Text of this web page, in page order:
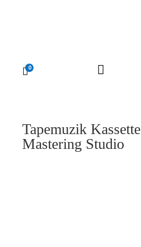
0 
Tapemuzik Kassette
Mastering Studio